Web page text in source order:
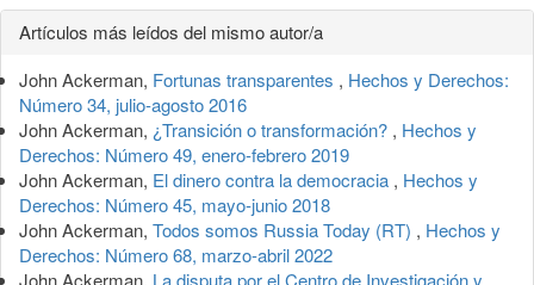
Detalles
del
artículo
Artículos más leídos del mismo autor/a
John Ackerman, Fortunas transparentes , Hechos y Derechos:
Número 34, julio-agosto 2016
John Ackerman, ¿Transición o transformación? , Hechos y
Derechos: Número 49, enero-febrero 2019
John Ackerman, El dinero contra la democracia , Hechos y
Derechos: Número 45, mayo-junio 2018
John Ackerman, Todos somos Russia Today (RT) , Hechos y
Derechos: Número 68, marzo-abril 2022
John Ackerman, La disputa por el Centro de Investigación y